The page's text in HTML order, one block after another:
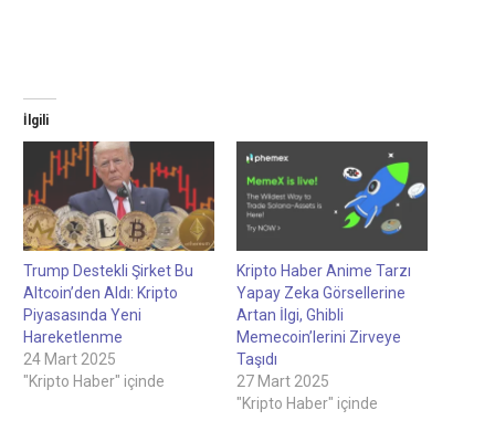
İlgili
Trump Destekli Şirket Bu
Altcoin’den Aldı: Kripto
Piyasasında Yeni
Hareketlenme
24 Mart 2025
"Kripto Haber" içinde
Kripto Haber Anime Tarzı
Yapay Zeka Görsellerine
Artan İlgi, Ghibli
Memecoin’lerini Zirveye
Taşıdı
27 Mart 2025
"Kripto Haber" içinde